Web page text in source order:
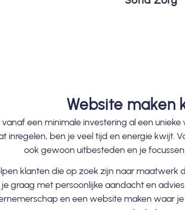
Website maken
vanaf een minimale investering al een
inregelen, ben je veel tijd en energie kwijt.
ook gewoon uitbesteden en je
klanten die op zoek zijn naar maatwerk
graag met persoonlijke aandacht en
en een website maken waar